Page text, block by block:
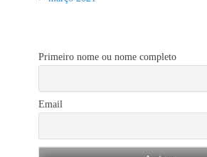
Primeiro nome ou nome completo
Email